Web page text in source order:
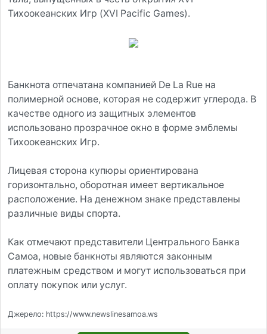
Тихоокеанских Игр (XVI Pacific Games).
Банкнота отпечатана компанией De La Rue на
полимерной основе, которая не содержит углерода. В
качестве одного из защитных элементов
использовано прозрачное окно в форме эмблемы
Тихоокеанских Игр.
Лицевая сторона купюры ориентирована
горизонтально, оборотная имеет вертикальное
расположение. На денежном знаке представлены
различные виды спорта.
Как отмечают представители Центрального Банка
Самоа, новые банкноты являются законным
платежным средством и могут использоваться при
оплату покупок или услуг.
Джерело: https://www.newslinesamoa.ws